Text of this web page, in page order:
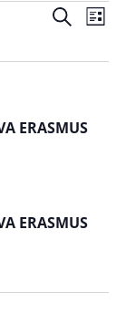
de
y
BuscarLista
ERASMUS
ERASMUS